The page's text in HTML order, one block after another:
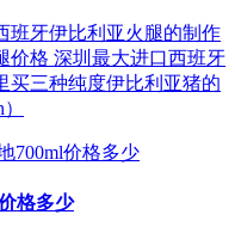
班牙伊比利亚火腿的制作
价格 深圳最大进口西班牙
买三种纯度伊比利亚猪的
格多少